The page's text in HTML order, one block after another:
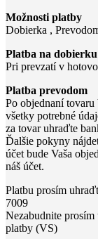
Možnosti platby
Dobierka ,
Platba na dobierku
Pri prevzatí v
Platba prevodom
Po objednaní
všetky potrebné
za tovar uhraďte
Ďalšie pokyny
účet bude Vaša
náš účet.
Platbu prosím
7009
Nezabudnite
platby (VS)